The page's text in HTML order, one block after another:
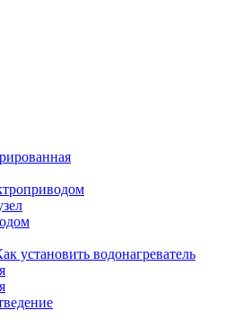
установить водонагреватель